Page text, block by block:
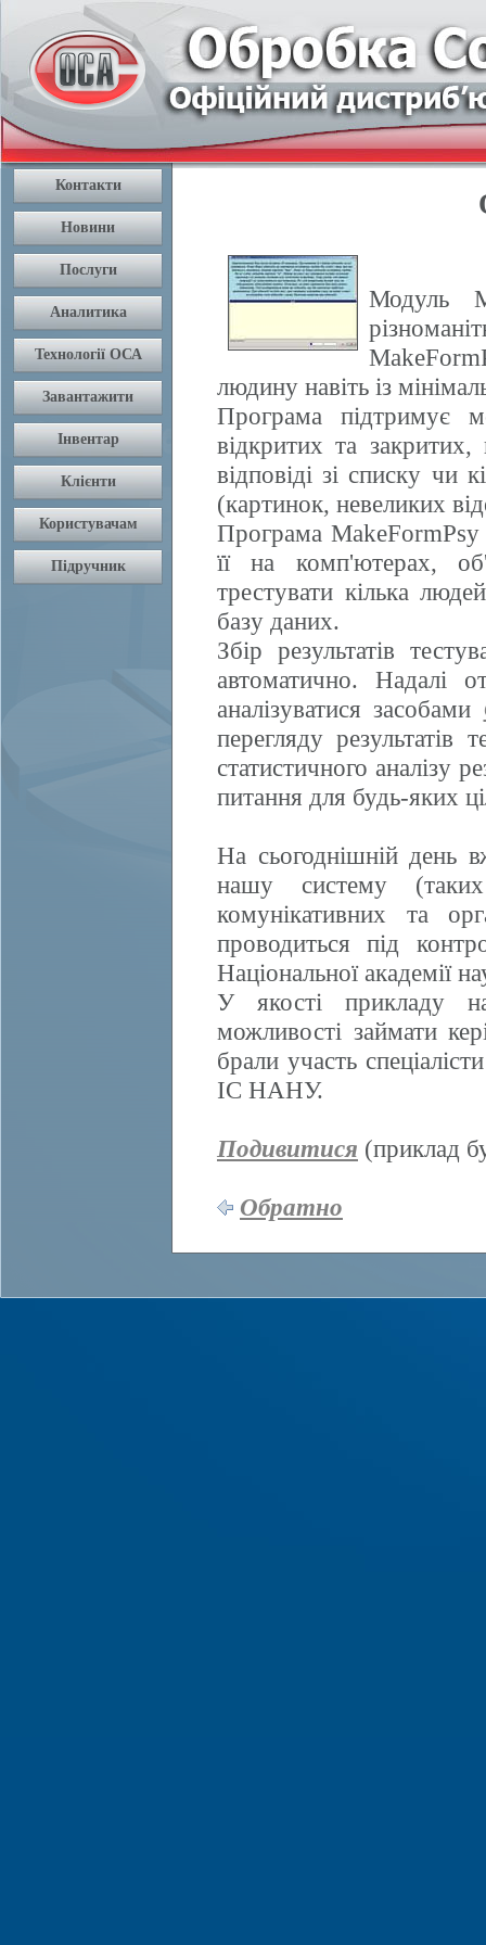
Модуль
людину навіть із
Програма підтримує
відкритих та
відповіді зі списку чи
(картинок, невеликих
Програма
її на комп'ютерах,
трестувати кілька
базу даних.
Збір результатів
автоматично. Надалі
аналізуватися засобами
перегляду результатів
статистичного аналізу
питання для будь-яких
На сьогоднішній день
нашу систему
комунікативних та
проводиться під
Національної академії
У якості прикладу
можливості займати
брали участь
ІС НАНУ.
Подивитися (приклад
Обратно